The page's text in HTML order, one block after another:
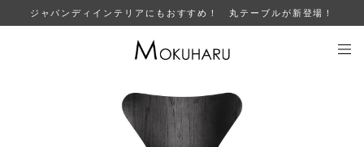
ジャパンディインテリアにもおすすめ！ 丸テーブルが新登場！